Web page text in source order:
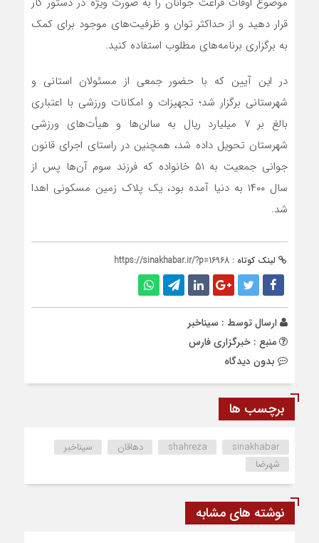
قرار دهید و از حداکثر توان و ظرفیت‌های موجود برای کمک
به برگزاری برنامه‌های مطلوب استفاده کنید.
در این آیین که با حضور جمعی از مسئولان استانی و
شهرستانی برگزار شد؛ تجهیزات و امکانات ورزشی با اعتباری
بالغ بر ۷ میلیارد ریال به سالن‌ها و هیأت‌های ورزشی
شهرستان تحویل داده شد، همچنین در راستای اجرای قانون
جوانی جمعیت به ۵۱ خانواده که فرزند سوم آن‌ها پس از
سال ۱۴٠٠ به دنیا آمده بود، یک پلاک زمین مسکونی اهدا
شد.
لینک کوتاه : https://sinakhabar.ir/?p=16968
ارسال توسط : سیناخبر
منبع : خبرگزاری فارس
بدون دیدگاه
برچسب ها
shahreza sinakhabar دهاقان
سیناخبر
شهرضا
نوشته های مشابه